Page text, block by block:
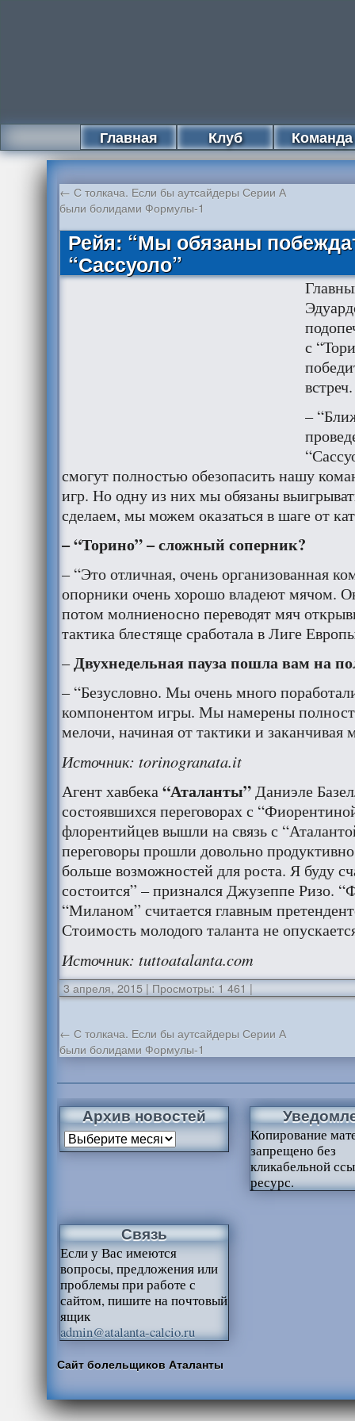
Главная Клуб Команда
← С толкача. Если бы аутсайдеры Серии А
были болидами Формулы-1
Рейя: “Мы обязаны
“Сассуоло”
с
встреч.
–
смогут полностью обезопасить нашу
игр. Но одну из них мы обязаны
сделаем, мы можем оказаться в шаге от
– “Торино” – сложный соперник?
– “Это отличная, очень организованная
опорники очень хорошо владеют мячом.
потом молниеносно переводят мяч
тактика блестяще сработала в Лиге
–Двухнедельная пауза пошла вам на
– “Безусловно. Мы очень много
компонентом игры. Мы намерены
мелочи, начиная от тактики и заканчивая
Источник: torinogranata.it
Агент хавбека“Аталанты”Даниэле
состоявшихся переговорах с
флорентийцев вышли на связь с
переговоры прошли довольно
больше возможностей для роста. Я буду
состоится” – признался Джузеппе Ризо.
“Миланом” считается главным
Стоимость молодого таланта не
Источник: tuttoatalanta.com
3 апреля, 2015 | Просмотры: 1 461 |
← С толкача. Если бы аутсайдеры Серии А
были болидами Формулы-1
Архив новостей
Копирование
запрещено без
кликабельной
ресурс.
Связь
Если у Вас имеются
вопросы, предложения или
проблемы при работе с
сайтом, пишите на почтовый
ящик
admin@atalanta-calcio.ru
Сайт болельщиков Аталанты